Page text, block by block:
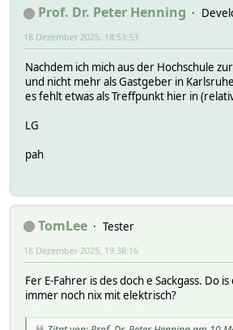
Prof. Dr. Peter Henning
18 Dezember 2025, 18:53:53
Nachdem ich mich aus der Hochschule
und nicht mehr als Gastgeber in
es fehlt etwas als Treffpunkt hier in
LG
pah
TomLee
Tester
18 Dezember 2025, 19:38:16
Fer E-Fahrer is des doch e Sackgass. Do
immer noch nix mit elektrisch?